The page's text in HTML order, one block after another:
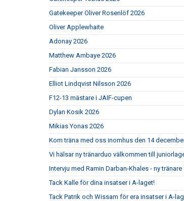
Gatekeeper Oliver Rosenlöf 2026
Oliver Applewhaite
Adonay 2026
Matthew Ambaye 2026
Fabian Jansson 2026
Elliot Lindqvist Nilsson 2026
F12-13 mästare i JAIF-cupen
Dylan Kosik 2026
Mikias Yonas 2026
Kom träna med oss inomhus den 14
Vi hälsar ny tränarduo välkommen till
Intervju med Ramin Darban-Khales - ny
Tack Kalle för dina insatser i A-laget!
Tack Patrik och Wissam för era insatser i A-